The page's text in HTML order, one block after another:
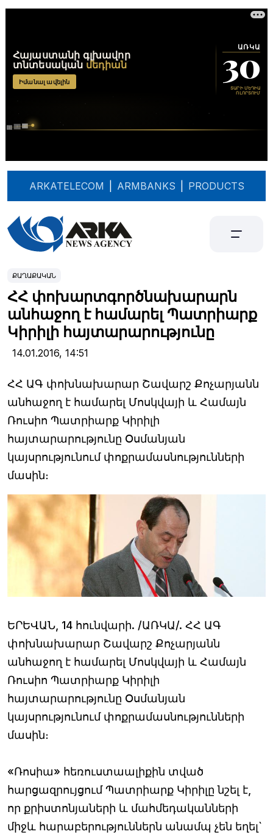
ARKATELECOM ARMBANKS PRODUCTS
ՔԱՂԱՔԱԿԱՆ
ՀՀ փոխարտգործնախարարն
անհաջող է համարել Պատրիարք
Կիրիլի հայտարարությունը
14.01.2016, 14:51
ՀՀ ԱԳ փոխնախարար Շավարշ Քոչարյանն
անհաջող է համարել Մոսկվայի և Համայն
Ռուսիո Պատրիարք Կիրիլի
հայտարարությունը Օսմանյան
կայսրությունում փոքրամասնությունների
մասին։
ԵՐԵՎԱՆ, 14 հունվարի. /ԱՌԿԱ/. ՀՀ ԱԳ
փոխնախարար Շավարշ Քոչարյանն
անհաջող է համարել Մոսկվայի և Համայն
Ռուսիո Պատրիարք Կիրիլի
հայտարարությունը Օսմանյան
կայսրությունում փոքրամասնությունների
մասին։
«Ռոսիա» հեռուստաալիքին տված
հարցազրույցում Պատրիարք Կիրիլը նշել է,
որ քրիստոնյաների և մահմեդականների
միջև հարաբերություններն անամպ չեն եղել`